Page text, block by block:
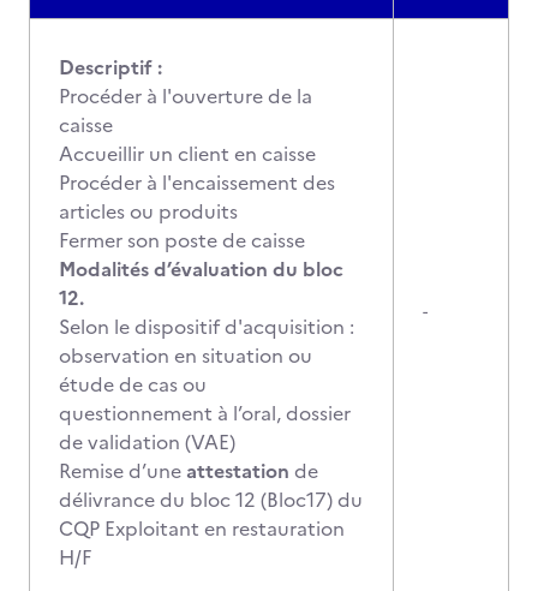
Descriptif :
Procéder à l'ouverture de la
caisse
Accueillir un client en caisse
Procéder à l'encaissement des
articles ou produits
Fermer son poste de caisse
Modalités d’évaluation du bloc
12.
Selon le dispositif d'acquisition :
observation en situation ou
étude de cas ou
questionnement à l’oral, dossier
de validation (VAE)
Remise d’une attestation de
délivrance du bloc 12 (Bloc17) du
CQP Exploitant en restauration
H/F
-